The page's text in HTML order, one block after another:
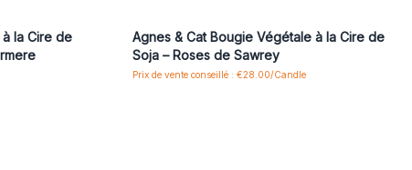
la Cire de
Agnes & Cat Bougie Végétale à la Cire de
Soja – Roses de Sawrey
Prix de vente conseillé : €28.00/Candle